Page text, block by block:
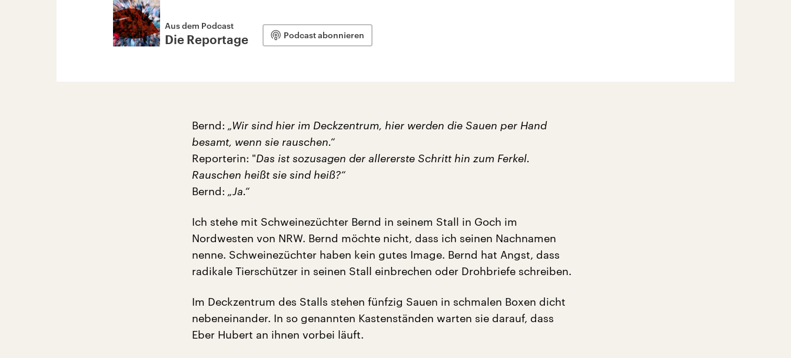
Aus dem Podcast
Die Reportage Podcast abonnieren
Bernd: „Wir sind hier im Deckzentrum, hier werden die Sauen per Hand
besamt, wenn sie rauschen.“
Reporterin: "Das ist sozusagen der allererste Schritt hin zum Ferkel.
Rauschen heißt sie sind heiß?“
Bernd: „Ja.“
Ich stehe mit Schweinezüchter Bernd in seinem Stall in Goch im
Nordwesten von NRW. Bernd möchte nicht, dass ich seinen Nachnamen
nenne. Schweinezüchter haben kein gutes Image. Bernd hat Angst, dass
radikale Tierschützer in seinen Stall einbrechen oder Drohbriefe schreiben.
Im Deckzentrum des Stalls stehen fünfzig Sauen in schmalen Boxen dicht
nebeneinander. In so genannten Kastenständen warten sie darauf, dass
Eber Hubert an ihnen vorbei läuft.